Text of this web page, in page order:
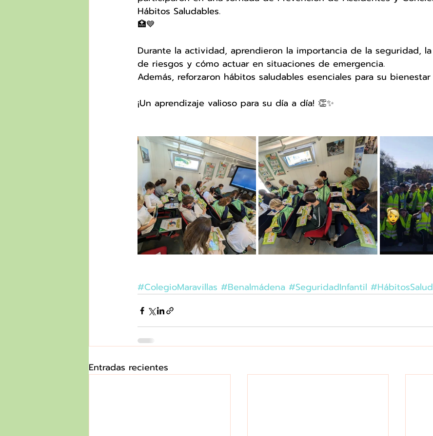
Hábitos Saludables.
🏥💙
Durante la actividad, aprendieron la importancia de la seguridad,
de riesgos y cómo actuar en situaciones de emergencia.
Además, reforzaron hábitos saludables esenciales para su bienestar
¡Un aprendizaje valioso para su día a día! 👏✨
#ColegioMaravillas #Benalmádena #SeguridadInfantil
Entradas recientes